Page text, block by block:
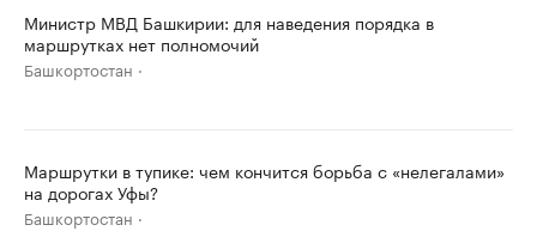
Министр МВД Башкирии: для наведения порядка в
маршрутках нет полномочий
Башкортостан
Маршрутки в тупике: чем кончится борьба с «нелегалами»
на дорогах Уфы?
Башкортостан